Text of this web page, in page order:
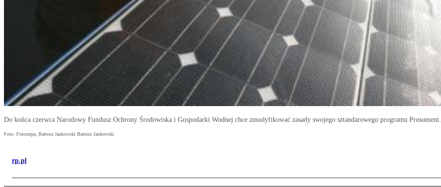
Do końca czerwca Narodowy Fundusz Ochrony Środowiska i Gospodarki Wodnej chce zmodyfikować zasady swojego sztandarowego programu Prosument.
Foto: Fotorzepa, Bartosz Jankowski Bartosz Jankowski
rp.pl